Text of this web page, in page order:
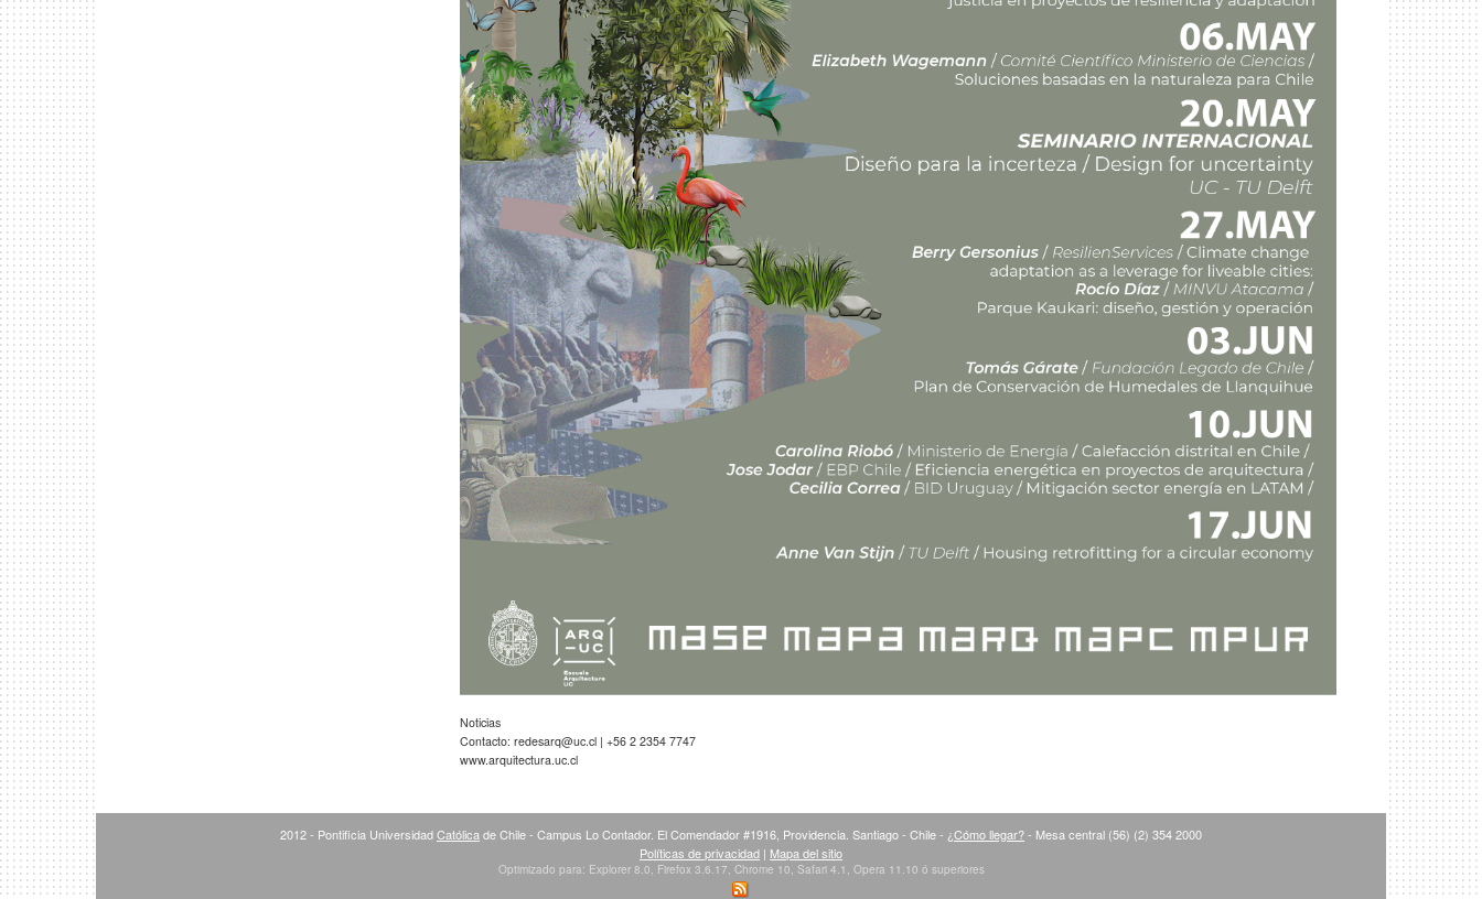
Noticias
Contacto: redesarq@uc.cl | +56 2 2354 7747
www.arquitectura.uc.cl
2012 - Pontificia UniversidadCatólica de Chile - Campus Lo Contador. El Comendador #1916, Providencia. Santiago - Chile - ¿Cómo llegar?- Mesa central (56) (2) 354 2000
Políticas de privacidad | Mapa del sitio
Optimizado para: Explorer 8.0, Firefox 3.6.17, Chrome 10, Safari 4.1, Opera 11.10 ó superiores